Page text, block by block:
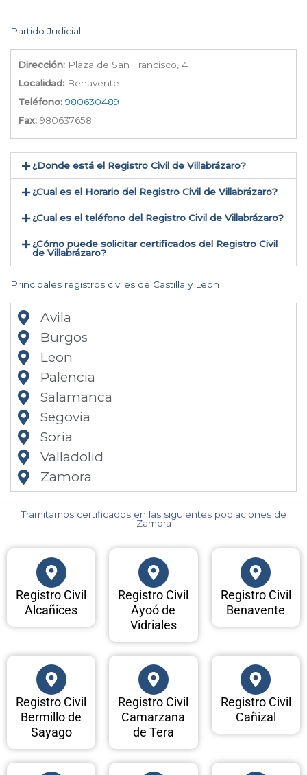
Partido Judicial
Dirección: Plaza de San Francisco, 4
Localidad: Benavente
Teléfono: 980630489
Fax: 980637658
¿Donde está el Registro Civil de Villabrázaro​?
¿Cual es el Horario del Registro Civil de Villabrázaro?
¿Cual es el teléfono del Registro Civil de Villabrázaro​?
¿Cómo puede solicitar certificados del Registro Civil
de Villabrázaro​?
Principales registros civiles de Castilla y León
Avila
Burgos
Leon
Palencia
Salamanca
Segovia
Soria
Valladolid
Zamora
Tramitamos certificados en las siguientes poblaciones de
Zamora​
Registro Civil
Alcañices
Registro Civil
Ayoó de
Vidriales
Registro Civil
Benavente
Registro Civil
Bermillo de
Sayago
Registro Civil
Camarzana
de Tera
Registro Civil
Cañizal